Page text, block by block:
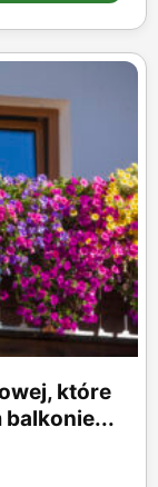
które
balkonie...